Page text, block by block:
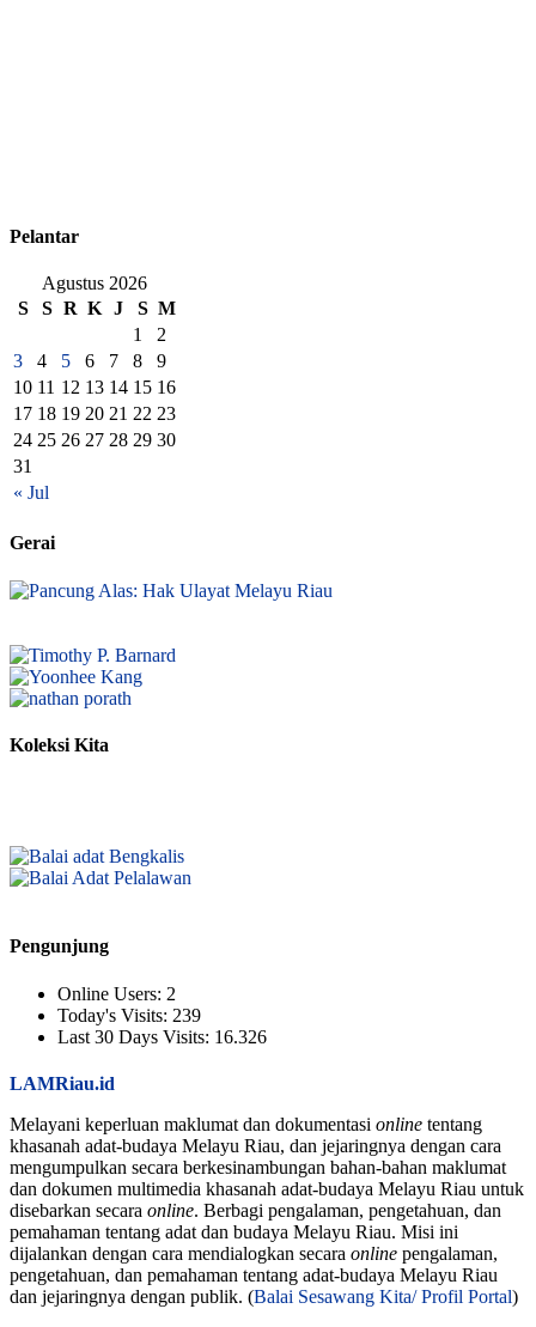
Pelantar
Agustus 2026
S
S R K J S M
« Jul
1
2
3
4 5 6 7 8
9
10 11 12 13 14 15 16
17 18 19 20 21 22 23
24 25 26 27 28 29 30
31
Gerai
Koleksi Kita
Pengunjung
Online Users: 2
Today's Visits: 239
Last 30 Days Visits: 16.326
LAMRiau.id
Melayani keperluan maklumat dan dokumentasi online tentang
khasanah adat-budaya Melayu Riau, dan jejaringnya dengan cara
mengumpulkan secara berkesinambungan bahan-bahan maklumat
dan dokumen multimedia khasanah adat-budaya Melayu Riau untuk
disebarkan secara online. Berbagi pengalaman, pengetahuan, dan
pemahaman tentang adat dan budaya Melayu Riau. Misi ini
dijalankan dengan cara mendialogkan secara online pengalaman,
pengetahuan, dan pemahaman tentang adat-budaya Melayu Riau
dan jejaringnya dengan publik. (Balai Sesawang Kita/ Profil Portal)